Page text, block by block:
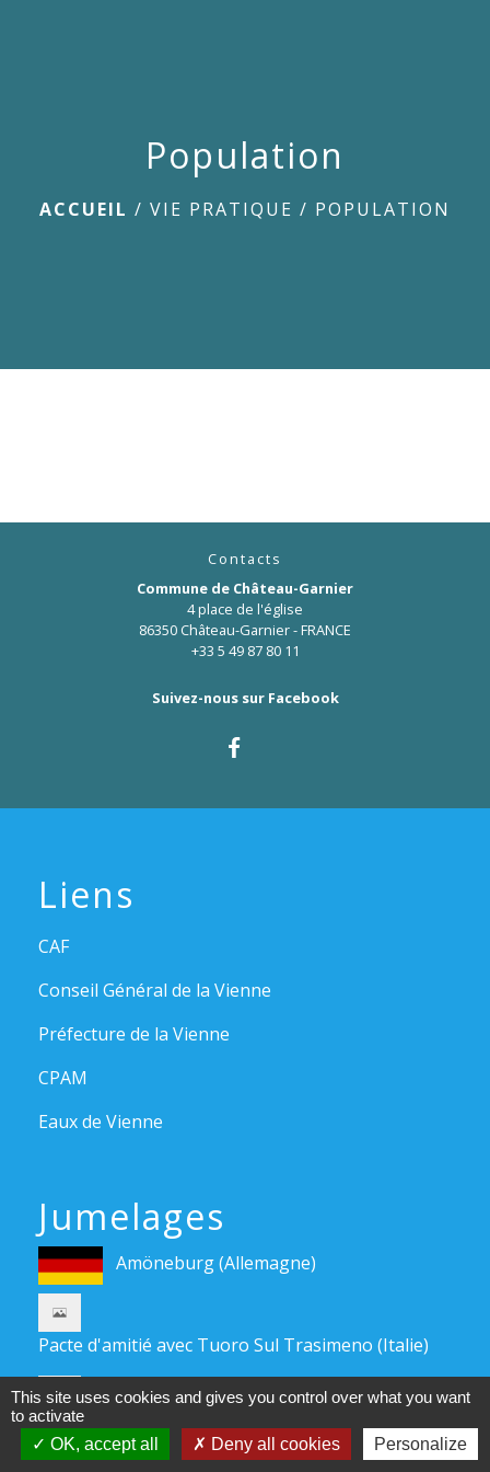
Population
ACCUEIL / VIE PRATIQUE / POPULATION
Contacts
Commune de Château-Garnier
4 place de l'église
86350 Château-Garnier - FRANCE
+33 5 49 87 80 11
Suivez-nous sur Facebook
Liens
CAF
Conseil Général de la Vienne
Préfecture de la Vienne
CPAM
Eaux de Vienne
Jumelages
Amöneburg (Allemagne)
Pacte d'amitié avec Tuoro Sul Trasimeno (Italie)
Pacte d'amitié avec Tragwein (Autriche)
Mentions légales - Politique de confidentialité -
This site uses cookies and gives you control over what you want
to activate
OK, accept all
Deny all cookies Personalize